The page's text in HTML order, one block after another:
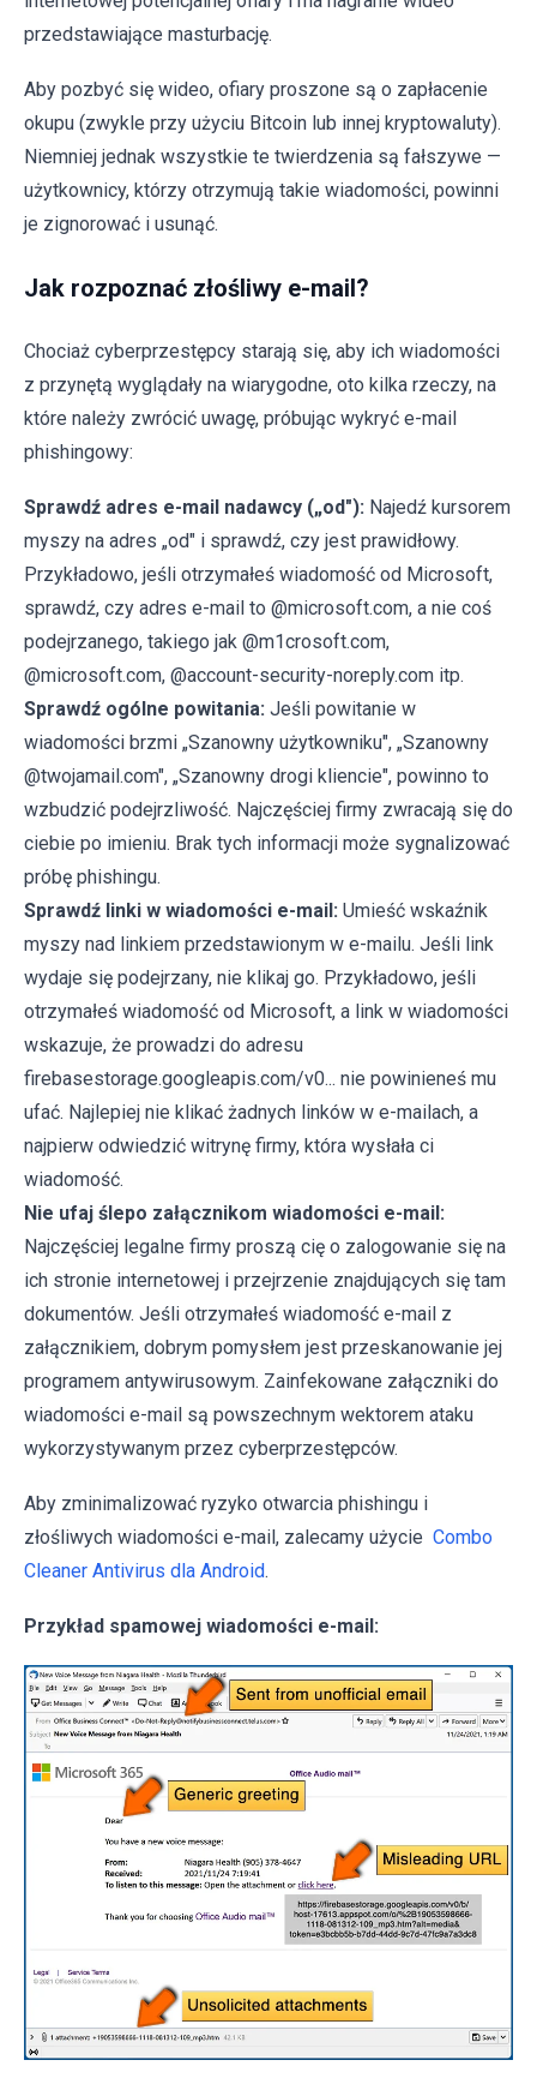
przedstawiające masturbację.
Aby pozbyć się wideo, ofiary proszone są o zapłacenie
okupu (zwykle przy użyciu Bitcoin lub innej kryptowaluty).
Niemniej jednak wszystkie te twierdzenia są fałszywe —
użytkownicy, którzy otrzymują takie wiadomości, powinni
je zignorować i usunąć.
Jak rozpoznać złośliwy e-mail?
Chociaż cyberprzestępcy starają się, aby ich wiadomości
z przynętą wyglądały na wiarygodne, oto kilka rzeczy, na
które należy zwrócić uwagę, próbując wykryć e-mail
phishingowy:
Sprawdź adres e-mail nadawcy („od"): Najedź kursorem
myszy na adres „od" i sprawdź, czy jest prawidłowy.
Przykładowo, jeśli otrzymałeś wiadomość od Microsoft,
sprawdź, czy adres e-mail to @microsoft.com, a nie coś
podejrzanego, takiego jak @m1crosoft.com,
@microsoft.com, @account-security-noreply.com itp.
Sprawdź ogólne powitania: Jeśli powitanie w
wiadomości brzmi „Szanowny użytkowniku", „Szanowny
@twojamail.com", „Szanowny drogi kliencie", powinno to
wzbudzić podejrzliwość. Najczęściej firmy zwracają się do
ciebie po imieniu. Brak tych informacji może sygnalizować
próbę phishingu.
Sprawdź linki w wiadomości e-mail: Umieść wskaźnik
myszy nad linkiem przedstawionym w e-mailu. Jeśli link
wydaje się podejrzany, nie klikaj go. Przykładowo, jeśli
otrzymałeś wiadomość od Microsoft, a link w wiadomości
wskazuje, że prowadzi do adresu
firebasestorage.googleapis.com/v0... nie powinieneś mu
ufać. Najlepiej nie klikać żadnych linków w e-mailach, a
najpierw odwiedzić witrynę firmy, która wysłała ci
wiadomość.
Nie ufaj ślepo załącznikom wiadomości e-mail:
Najczęściej legalne firmy proszą cię o zalogowanie się na
ich stronie internetowej i przejrzenie znajdujących się tam
dokumentów. Jeśli otrzymałeś wiadomość e-mail z
załącznikiem, dobrym pomysłem jest przeskanowanie jej
programem antywirusowym. Zainfekowane załączniki do
wiadomości e-mail są powszechnym wektorem ataku
wykorzystywanym przez cyberprzestępców.
Aby zminimalizować ryzyko otwarcia phishingu i
złośliwych wiadomości e-mail, zalecamy użycie Combo
Cleaner Antivirus dla Android.
Przykład spamowej wiadomości e-mail: